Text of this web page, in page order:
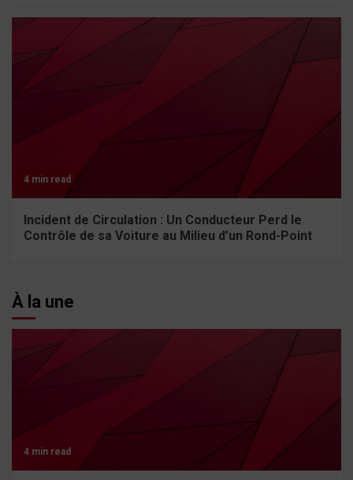
4 min read
Incident de Circulation : Un Conducteur Perd le
Contrôle de sa Voiture au Milieu d’un Rond-Point
À la une
4 min read